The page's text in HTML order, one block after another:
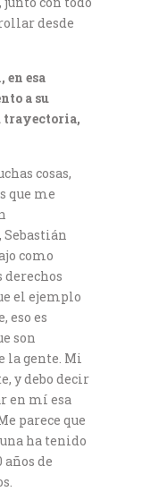
desde
en esa
a su
trayectoria,
cosas,
que me
como
el ejemplo
eso es
son
la gente. Mi
y debo decir
en mí esa
parece que
ha tenido
años de